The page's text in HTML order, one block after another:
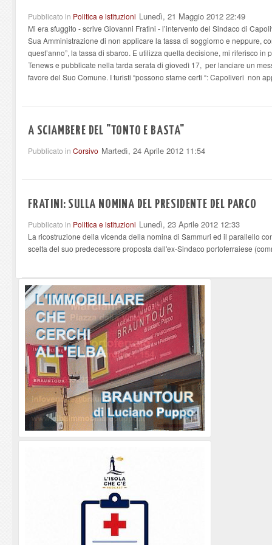
Pubblicato in Politica e istituzioni Lunedì, 21 Maggio 2012 22:49
Mi era sfuggito - scrive Giovanni Fratini - l’intervento del Sindaco di
Sua Amministrazione di non applicare la tassa di soggiorno e neppure,
quest’anno”, la tassa di sbarco. E utilizza quella decisione, mi riferisco
Tenews e pubblicate nella tarda serata di giovedì 17, per lanciare un
favore del Suo Comune. I turisti “possono starne certi “: Capoliveri non
A SCIAMBERE DEL "TONTO E BASTA"
Pubblicato in Corsivo Martedì, 24 Aprile 2012 11:54
FRATINI: SULLA NOMINA DEL PRESIDENTE DEL PARCO
Pubblicato in Politica e istituzioni Lunedì, 23 Aprile 2012 12:33
La ricostruzione della vicenda della nomina di Sammuri ed il parallello
scelta del suo predecessore proposta dall'ex-Sindaco portoferraiese